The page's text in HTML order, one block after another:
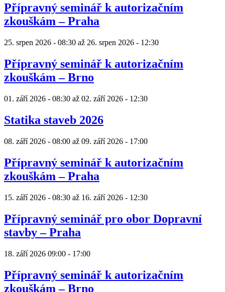
Přípravný seminář k autorizačním
zkouškám – Praha
25. srpen 2026 - 08:30 až 26. srpen 2026 - 12:30
Přípravný seminář k autorizačním
zkouškám – Brno
01. září 2026 - 08:30 až 02. září 2026 - 12:30
Statika staveb 2026
08. září 2026 - 08:00 až 09. září 2026 - 17:00
Přípravný seminář k autorizačním
zkouškám – Praha
15. září 2026 - 08:30 až 16. září 2026 - 12:30
Přípravný seminář pro obor Dopravní
stavby – Praha
18. září 2026 09:00 - 17:00
Přípravný seminář k autorizačním
zkouškám – Brno